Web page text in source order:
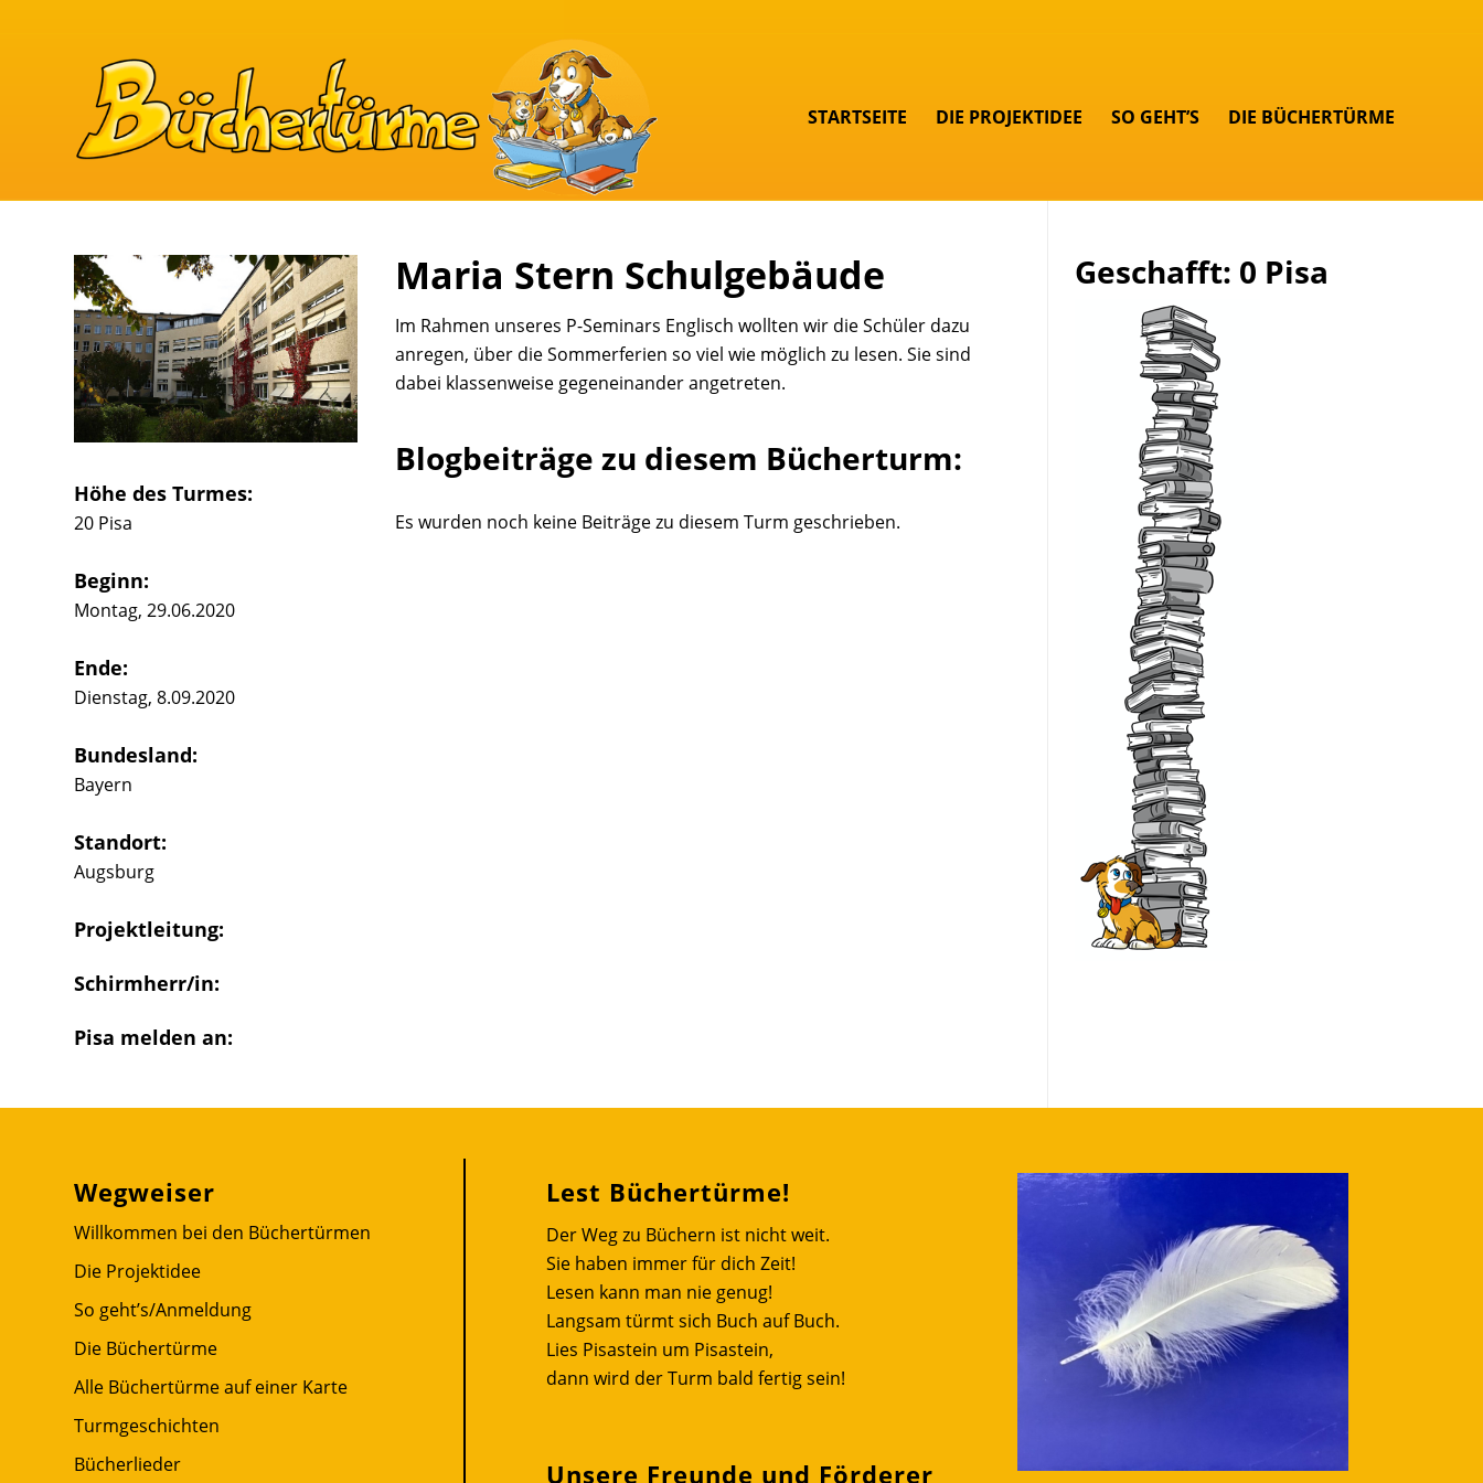
STARTSEITE DIE PROJEKTIDEE SO GEHT’S DIE BÜCHERTÜRME
Höhe des Turmes:
20 Pisa
Beginn:
Montag, 29.06.2020
Ende:
Dienstag, 8.09.2020
Bundesland:
Bayern
Standort:
Augsburg
Projektleitung:
Schirmherr/in:
Pisa melden an:
Maria Stern Schulgebäude
Im Rahmen unseres P-Seminars Englisch wollten wir die Schüler dazu
anregen, über die Sommerferien so viel wie möglich zu lesen. Sie sind
dabei klassenweise gegeneinander angetreten.
Blogbeiträge zu diesem Bücherturm:
Es wurden noch keine Beiträge zu diesem Turm geschrieben.
Geschafft: 0 Pisa
Wegweiser
Willkommen bei den Büchertürmen
Die Projektidee
So geht’s/Anmeldung
Die Büchertürme
Alle Büchertürme auf einer Karte
Turmgeschichten
Bücherlieder
Lest Büchertürme!
Der Weg zu Büchern ist nicht weit.
Sie haben immer für dich Zeit!
Lesen kann man nie genug!
Langsam türmt sich Buch auf Buch.
Lies Pisastein um Pisastein,
dann wird der Turm bald fertig sein!
Unsere Freunde und Förderer